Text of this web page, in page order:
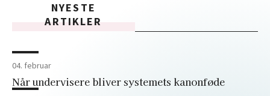
NYESTE
ARTIKLER
04. februar
Når undervisere bliver systemets kanonføde